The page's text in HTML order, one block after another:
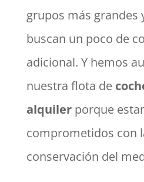
grupos más grandes
buscan un poco de
adicional. Y hemos
nuestra flota de
alquilerporque
comprometidos con
conservación del